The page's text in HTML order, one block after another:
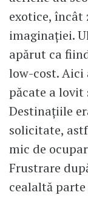
exotice, încât
imaginației.
apărut ca
low-cost. Aici
păcate a lovit
Destinațiile
solicitate,
mic de
Frustrare
cealaltă